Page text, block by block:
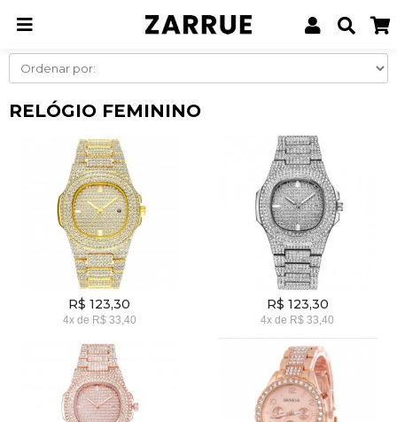
Página inicial Relógios Relógio Feminino
RELÓGIO FEMININO
R$ 123,30
4xde R$ 33,40
R$ 123,30
4x de R$ 33,40